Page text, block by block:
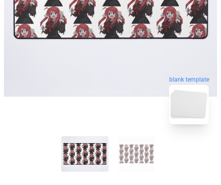
blank template